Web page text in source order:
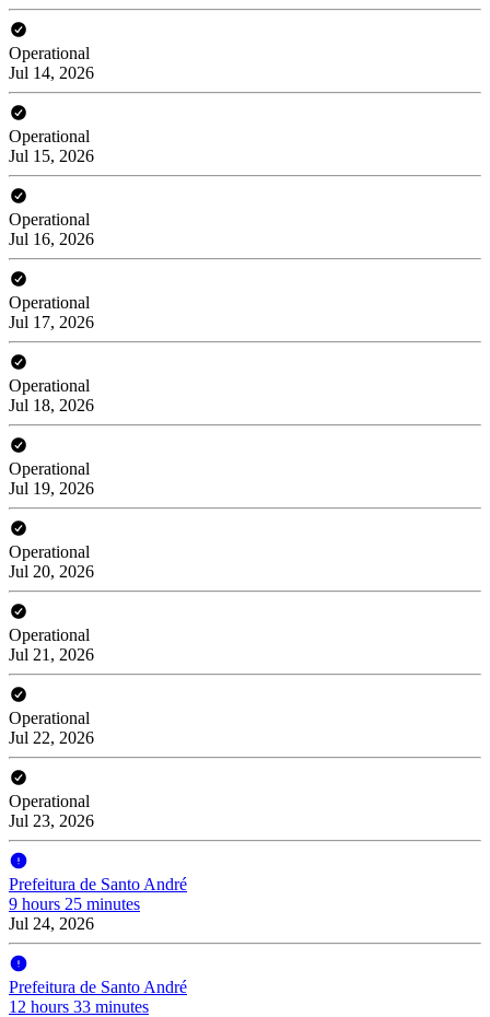
Operational
Jul 14, 2026
Operational
Jul 15, 2026
Operational
Jul 16, 2026
Operational
Jul 17, 2026
Operational
Jul 18, 2026
Operational
Jul 19, 2026
Operational
Jul 20, 2026
Operational
Jul 21, 2026
Operational
Jul 22, 2026
Operational
Jul 23, 2026
Prefeitura de Santo André
9 hours 25 minutes
Jul 24, 2026
Prefeitura de Santo André
12 hours 33 minutes